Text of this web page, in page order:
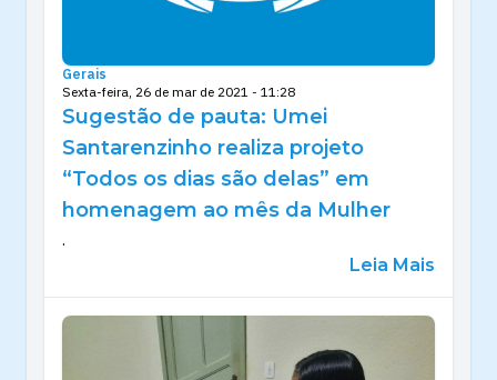
Gerais
Sexta-feira, 26 de mar de 2021 - 11:28
Sugestão de pauta: Umei
Santarenzinho realiza projeto
“Todos os dias são delas” em
homenagem ao mês da Mulher
.
Leia Mais